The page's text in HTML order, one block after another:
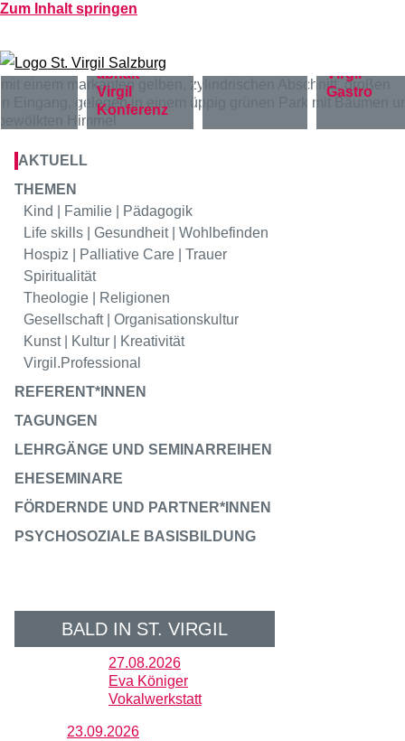
Zum Inhalt springen
Bildung
Virgil
Konferenz
Virgil
Gastro
AKTUELL
THEMEN
Kind | Familie | Pädagogik
Life skills | Gesundheit | Wohlbefinden
Hospiz | Palliative Care | Trauer
Spiritualität
Theologie | Religionen
Gesellschaft | Organisationskultur
Kunst | Kultur | Kreativität
Virgil.Professional
REFERENT*INNEN
TAGUNGEN
LEHRGÄNGE UND SEMINARREIHEN
EHESEMINARE
FÖRDERNDE UND PARTNER*INNEN
PSYCHOSOZIALE BASISBILDUNG
BALD IN ST. VIRGIL
27.08.2026
Eva Königer
Vokalwerkstatt
23.09.2026